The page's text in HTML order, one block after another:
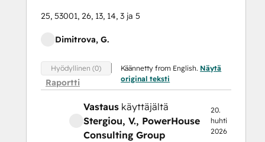
25, 53001, 26, 13, 14, 3 ja 5
Dimitrova, G.
Hyödyllinen (0)
Raportti
Käännetty from English. Näytä
original teksti
Vastaus käyttäjältä
Stergiou, V., PowerHouse
Consulting Group
20.
huhti
2026